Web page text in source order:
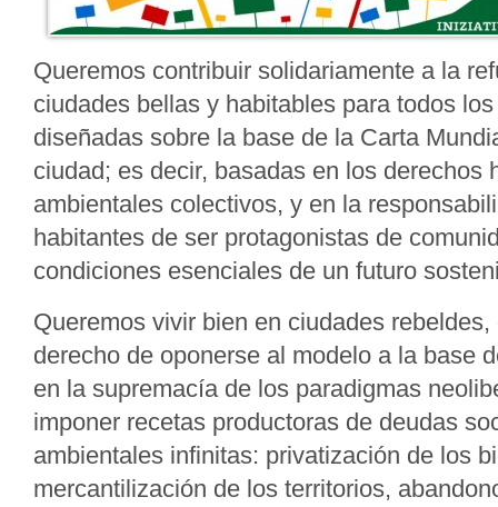
Queremos contribuir solidariamente a la
ciudades bellas y habitables para todos
diseñadas sobre la base de la Carta
ciudad; es decir, basadas en los derechos
ambientales colectivos, y en la
habitantes de ser protagonistas de
condiciones esenciales de un futuro
Queremos vivir bien en ciudades
derecho de oponerse al modelo a la base
en la supremacía de los paradigmas
imponer recetas productoras de deudas
ambientales infinitas: privatización de los
mercantilización de los territorios,